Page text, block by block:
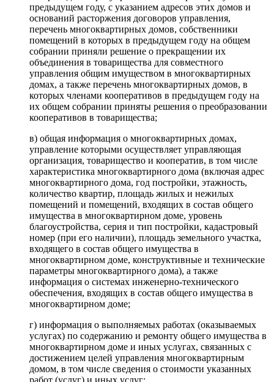
предыдущем году, с указанием адресов этих домов и
оснований расторжения договоров управления,
перечень многоквартирных домов, собственники
помещений в которых в предыдущем году на общем
собрании приняли решение о прекращении их
объединения в товарищества для совместного
управления общим имуществом в многоквартирных
домах, а также перечень многоквартирных домов, в
которых членами кооперативов в предыдущем году на
их общем собрании приняты решения о преобразовании
кооперативов в товарищества;
в) общая информация о многоквартирных домах,
управление которыми осуществляет управляющая
организация, товарищество и кооператив, в том числе
характеристика многоквартирного дома (включая адрес
многоквартирного дома, год постройки, этажность,
количество квартир, площадь жилых и нежилых
помещений и помещений, входящих в состав общего
имущества в многоквартирном доме, уровень
благоустройства, серия и тип постройки, кадастровый
номер (при его наличии), площадь земельного участка,
входящего в состав общего имущества в
многоквартирном доме, конструктивные и технические
параметры многоквартирного дома), а также
информация о системах инженерно-технического
обеспечения, входящих в состав общего имущества в
многоквартирном доме;
г) информация о выполняемых работах (оказываемых
услугах) по содержанию и ремонту общего имущества в
многоквартирном доме и иных услугах, связанных с
достижением целей управления многоквартирным
домом, в том числе сведения о стоимости указанных
работ (услуг) и иных услуг;